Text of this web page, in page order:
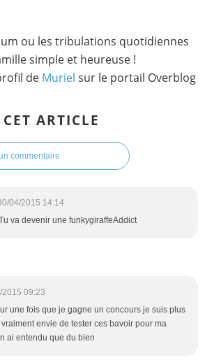
ou les tribulations quotidiennes
simple et heureuse !
de Muriel sur le portail Overblog
ARTICLE
commentaire
04/2015 14:14
va devenir une funkygiraffeAddict
2015 09:23
une fois que je gagne un concours je suis plus
envie de tester ces bavoir pour ma
ai entendu que du bien